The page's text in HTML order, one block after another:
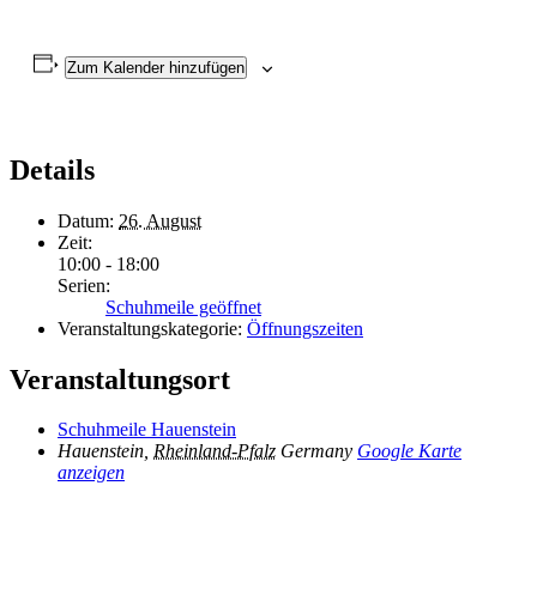
Zum Kalender hinzufügen
Details
Datum: 26. August
Zeit:
10:00 - 18:00
Serien:
Schuhmeile geöffnet
Veranstaltungskategorie: Öffnungszeiten
Veranstaltungsort
Schuhmeile Hauenstein
Hauenstein, Rheinland-Pfalz Germany Google Karte
anzeigen